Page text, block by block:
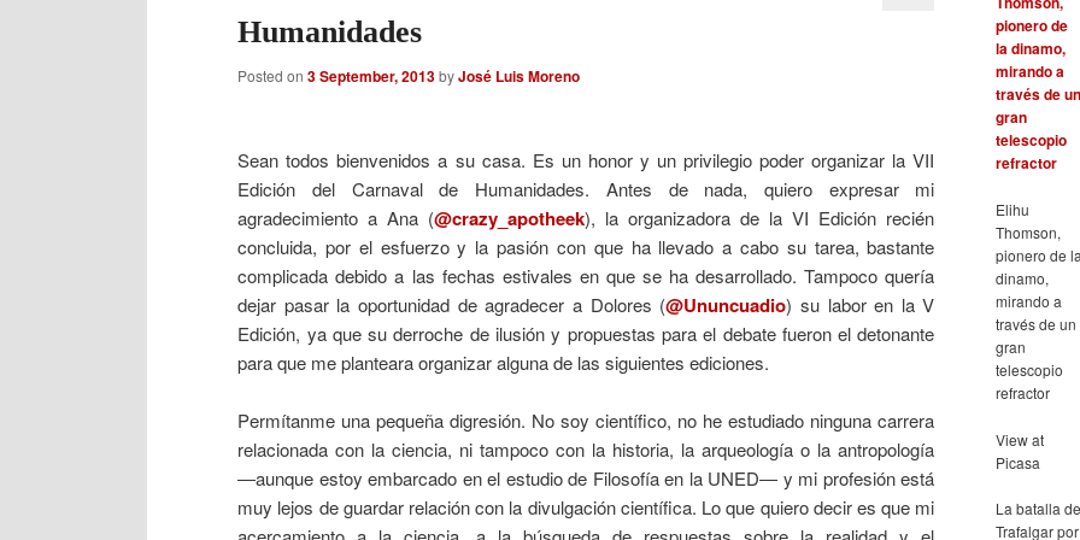
Humanidades
Posted on3 September, 2013byJosé Luis Moreno
Sean todos bienvenidos a su casa. Es un honor y un privilegio poder organizar la VII
Edición del Carnaval de Humanidades. Antes de nada, quiero expresar mi
agradecimiento a Ana (@crazy_apotheek), la organizadora de la VI Edición recién
concluida, por el esfuerzo y la pasión con que ha llevado a cabo su tarea, bastante
complicada debido a las fechas estivales en que se ha desarrollado. Tampoco quería
dejar pasar la oportunidad de agradecer a Dolores (@Ununcuadio) su labor en la V
Edición, ya que su derroche de ilusión y propuestas para el debate fueron el detonante
para que me planteara organizar alguna de las siguientes ediciones.
Permítanme una pequeña digresión. No soy científico, no he estudiado ninguna carrera
relacionada con la ciencia, ni tampoco con la historia, la arqueología o la antropología
―aunque estoy embarcado en el estudio de Filosofía en la UNED― y mi profesión está
muy lejos de guardar relación con la divulgación científica. Lo que quiero decir es que mi
Elihu
Thomson,
pionero de
dinamo,
mirando a
través de un
gran
telescopio
refractor
View at
Picasa
La batalla
Trafalgar por